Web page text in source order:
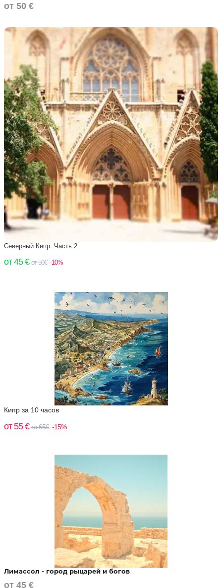
от 50 €
Северный Кипр: Часть 2
от 45 € от 50€ -10%
Кипр за 10 часов
от 55 €от 65€ -15%
Лимассол - город рыцарей и богов
от 45 €